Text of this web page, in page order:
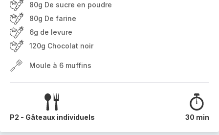
80g De sucre en poudre
80g De farine
6g de levure
120g Chocolat noir
Moule à 6 muffins
P2 - Gâteaux individuels 30 min